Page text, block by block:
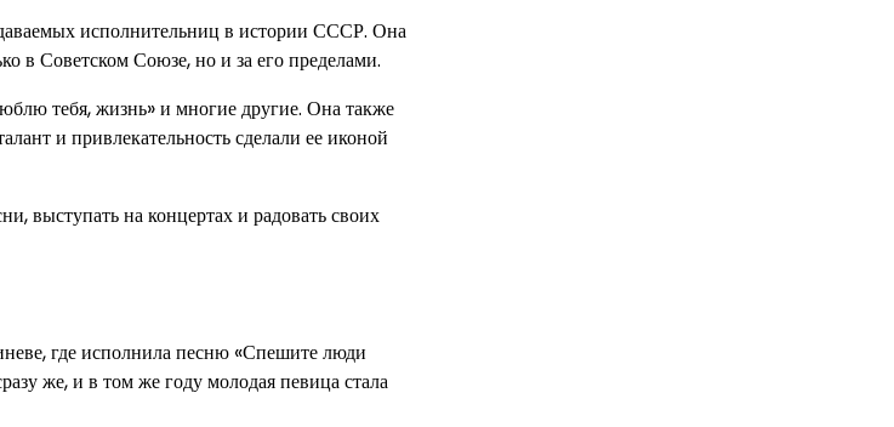
исполнительниц в истории СССР. Она
в Советском Союзе, но и за его пределами.
тебя, жизнь» и многие другие. Она также
и привлекательность сделали ее иконой
выступать на концертах и радовать своих
где исполнила песню «Спешите люди
же, и в том же году молодая певица стала